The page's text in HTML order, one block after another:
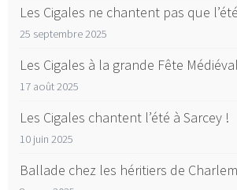
Les Cigales ne chantent pas que l’été
25 septembre 2025
Les Cigales à la grande Fête
17 août 2025
Les Cigales chantent l’été à Sarcey !
10 juin 2025
Ballade chez les héritiers de